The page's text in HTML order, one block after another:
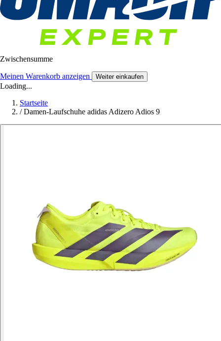
Zwischensumme
Meinen Warenkorb anzeigen Weiter einkaufen
Loading...
Startseite
/ Damen-Laufschuhe adidas Adizero Adios 9